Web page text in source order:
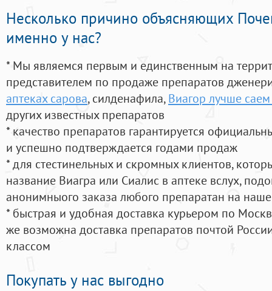
Несколько причино объясняющих
именно у нас?
* Мы являемся первым и единственным на
представителем по продаже препаратов
аптеках сарова, силденафила, Виагор лучше
других известных препаратов
* качество препаратов гарантируется
и успешно подтверждается годами продаж
* для стестинельных и скромных клиентов,
название Виагра или Сиалис в аптеке вслух,
анонимныого заказа любого препаратан на
* быстрая и удобная доставка курьером по
же возможна доставка препаратов почтой
классом
Покупать у нас выгодно